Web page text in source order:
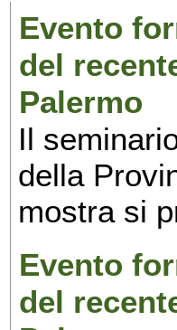
Evento
del
Palermo
Il
della
mostra si
Evento
del